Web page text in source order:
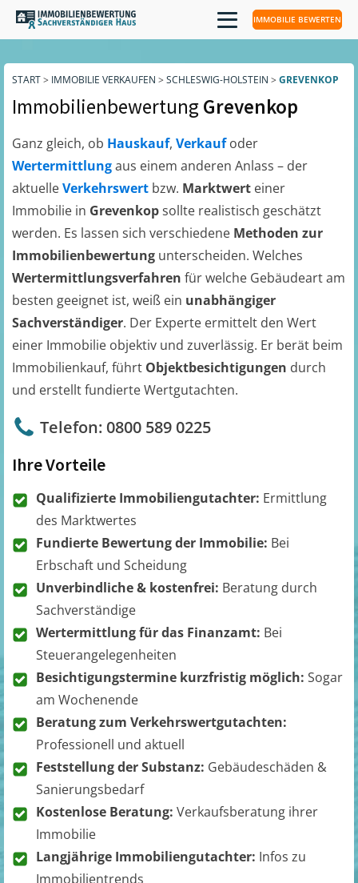
IMMOBILIE BEWERTEN
START> IMMOBILIE VERKAUFEN > SCHLESWIG-HOLSTEIN > GREVENKOP
ImmobilienbewertungGrevenkop
Ganz gleich, ob Hauskauf, Verkaufoder
Wertermittlungaus einem anderen Anlass – der
aktuelleVerkehrswert bzw. Marktwert einer
Immobilie in Grevenkopsollte realistisch geschätzt
werden. Es lassen sich verschiedene Methoden zur
Immobilienbewertung unterscheiden. Welches
Wertermittlungsverfahren für welche Gebäudeart am
besten geeignet ist, weiß ein unabhängiger
Sachverständiger. Der Experte ermittelt den Wert
einer Immobilie objektiv und zuverlässig. Er berät beim
Immobilienkauf, führt Objektbesichtigungen durch
und erstellt fundierte Wertgutachten.
Telefon: 0800 589 0225
Ihre Vorteile
Qualifizierte Immobiliengutachter: Ermittlung
des Marktwertes
Fundierte Bewertung der Immobilie: Bei
Erbschaft und Scheidung
Unverbindliche & kostenfrei: Beratung durch
Sachverständige
Wertermittlung für das Finanzamt: Bei
Steuerangelegenheiten
Besichtigungstermine kurzfristig möglich: Sogar
am Wochenende
Beratung zum Verkehrswertgutachten:
Professionell und aktuell
Feststellung der Substanz: Gebäudeschäden &
Sanierungsbedarf
Kostenlose Beratung: Verkaufsberatung ihrer
Immobilie
Langjährige Immobiliengutachter: Infos zu
Immobilientrends